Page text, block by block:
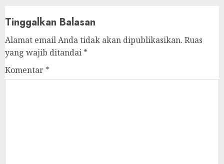
Tinggalkan Balasan
Alamat email Anda tidak akan dipublikasikan. Ruas
yang wajib ditandai *
Komentar *